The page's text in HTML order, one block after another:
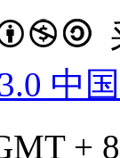
中
+